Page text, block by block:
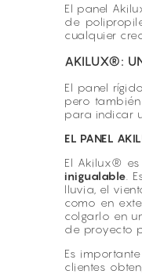
El panel
de
cualquier
AKILUX®:
El panel
pero
para indicar
EL PANEL
El Akilux®
inigualable .
lluvia, el
como en
colgarlo en
de proyecto
Es
clientes